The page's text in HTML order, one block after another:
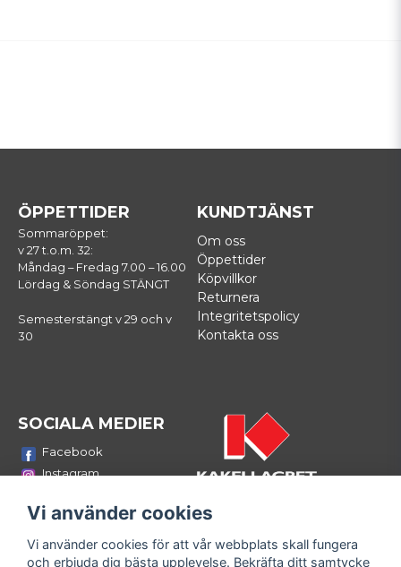
ÖPPETTIDER
Sommaröppet:
v 27 t.o.m. 32:
Måndag – Fredag 7.00 – 16.00
Lördag & Söndag STÄNGT
Semesterstängt v 29 och v
30
KUNDTJÄNST
Om oss
Öppettider
Köpvillkor
Returnera
Integritetspolicy
Kontakta oss
SOCIALA MEDIER
Facebook
Instagram
LinkedIn
Bli medlem i vårt nyhetsbrev
Vi använder cookies
Vi använder cookies för att vår webbplats skall fungera
och erbjuda dig bästa upplevelse. Bekräfta ditt samtycke